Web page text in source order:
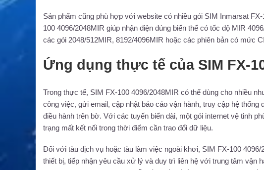
Sản phẩm cũng phù hợp với website có nhiều gói SIM Inmarsat
100 4096/2048MIR giúp nhận diện đúng biến thể có tốc độ MIR
các gói 2048/512MIR, 8192/4096MIR hoặc các phiên bản có mức
Ứng dụng thực tế của SIM FX-
Trong thực tế, SIM FX-100 4096/2048MIR có thể dùng cho nhiều
công việc, gửi email, cập nhật báo cáo vận hành, truy cập hệ
điều hành trên bờ. Với các tuyến biển dài, một gói internet vệ tinh
trạng mất kết nối trong thời điểm cần trao đổi dữ liệu.
Đối với tàu dịch vụ hoặc tàu làm việc ngoài khơi, SIM FX-100
thiết bị, tiếp nhận yêu cầu xử lý và duy trì liên hệ với trung tâm vận